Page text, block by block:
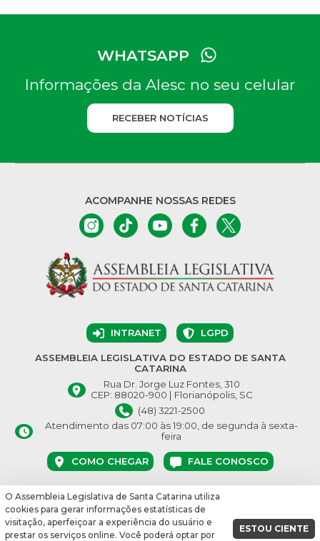
WHATSAPP
Informações da Alesc no seu celular
RECEBER NOTÍCIAS
ACOMPANHE NOSSAS REDES
INTRANET LGPD
ASSEMBLEIA LEGISLATIVA DO ESTADO DE SANTA
CATARINA
Rua Dr. Jorge Luz Fontes, 310
CEP: 88020-900 | Florianópolis, SC
(48) 3221-2500
Atendimento das 07:00 às 19:00, de segunda à sexta-
feira
COMO CHEGAR FALE CONOSCO
© Assembleia Legislativa do Estado de Santa Catarina 2026.
Desenvolvido por:
vbuild 17609
O Assembleia Legislativa de Santa Catarina utiliza
cookies para gerar informações estatísticas de
visitação, aperfeiçoar a experiência do usuário e
prestar os serviços online. Você poderá optar por
ESTOU CIENTE